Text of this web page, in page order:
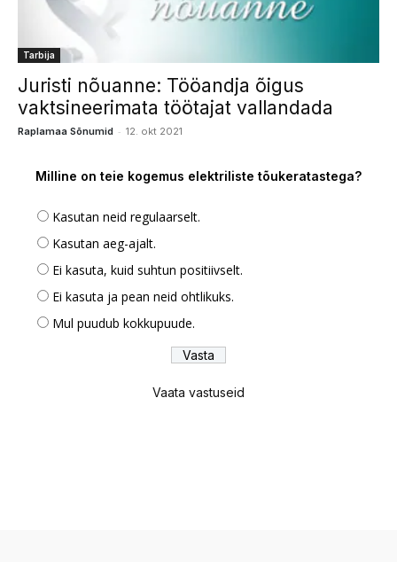
Tarbija
Juristi nõuanne: Tööandja õigus
vaktsineerimata töötajat vallandada
Raplamaa Sõnumid - 12. okt 2021
Milline on teie kogemus elektriliste tõukeratastega?
Kasutan neid regulaarselt.
Kasutan aeg-ajalt.
Ei kasuta, kuid suhtun positiivselt.
Ei kasuta ja pean neid ohtlikuks.
Mul puudub kokkupuude.
Vaata vastuseid